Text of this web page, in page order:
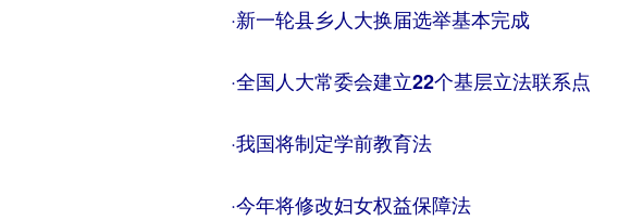
·新一轮县乡人大换届选举基本完成
·全国人大常委会建立22个基层立法联系点
·我国将制定学前教育法
·今年将修改妇女权益保障法